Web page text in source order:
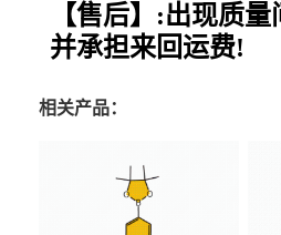
【售后】:出现质
并承担来回运费!
相关产品：